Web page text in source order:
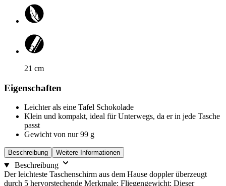
21 cm
Eigenschaften
Leichter als eine Tafel Schokolade
Klein und kompakt, ideal für Unterwegs, da er in jede Tasche
passt
Gewicht von nur 99 g
Beschreibung Weitere Informationen
Beschreibung
Der leichteste Taschenschirm aus dem Hause doppler überzeugt
durch 5 hervorstechende Merkmale: Fliegengewicht: Dieser